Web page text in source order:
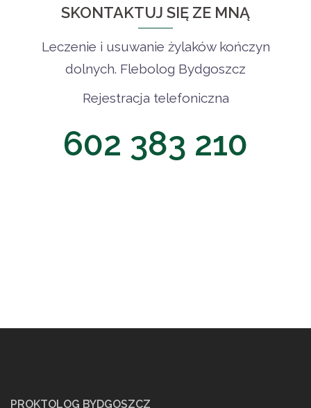
SKONTAKTUJ SIĘ ZE MNĄ
Leczenie i usuwanie żylaków kończyn
dolnych. Flebolog Bydgoszcz
Rejestracja telefoniczna
602 383 210
PROKTOLOG BYDGOSZCZ